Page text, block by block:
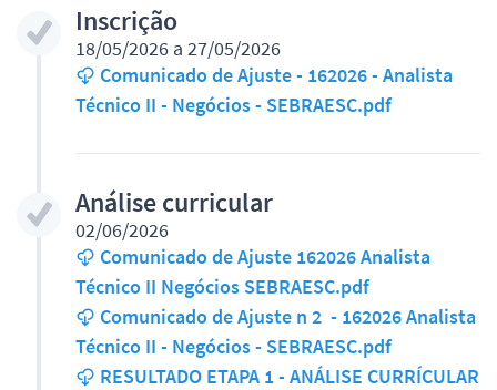
Inscrição
18/05/2026 a 27/05/2026
Comunicado de Ajuste - 162026 - Analista
Técnico II - Negócios - SEBRAESC.pdf
Análise curricular
02/06/2026
Comunicado de Ajuste 162026 Analista
Técnico II Negócios SEBRAESC.pdf
Comunicado de Ajuste n 2 - 162026 Analista
Técnico II - Negócios - SEBRAESC.pdf
RESULTADO ETAPA 1 - ANÁLISE CURRÍCULAR